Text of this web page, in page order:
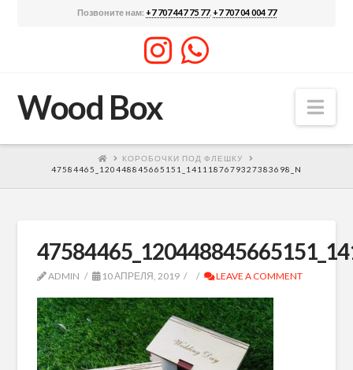
Позвоните нам: +7 707 447 75 77, +7 707 04 004 77
Wood Box
КОРОБОЧКИ ПОД ФЛЕШКУ
47584465_120448845665151_1411187679327383698_N
ADMIN 10 АПРЕЛЯ, 2019 LEAVE A COMMENT